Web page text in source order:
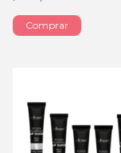
Comprar